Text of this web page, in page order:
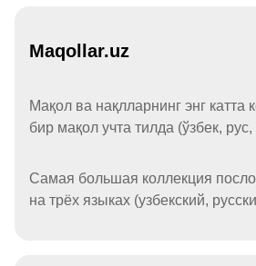
Maqollar.uz
Мақол ва нақлларнинг энг катта
бир мақол учта тилда (ўзбек, рус,
Самая большая коллекция
на трёх языках (узбекский,